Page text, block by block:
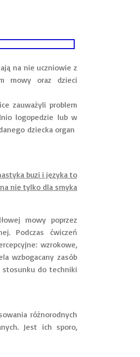
na nie uczniowie z
mowy oraz dzieci
zauważyli problem
logopedzie lub w
dziecka organ
buzi i języka to
nie tylko dla smyka
mowy poprzez
Podczas ćwiczeń
wzrokowe,
wzbogacany zasób
stosunku do techniki
różnorodnych
Jest ich sporo,